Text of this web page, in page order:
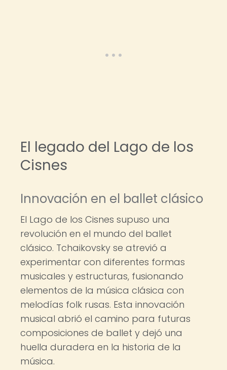
El legado del Lago de los
Cisnes
Innovación en el ballet clásico
El Lago de los Cisnes supuso una
revolución en el mundo del ballet
clásico. Tchaikovsky se atrevió a
experimentar con diferentes formas
musicales y estructuras, fusionando
elementos de la música clásica con
melodías folk rusas. Esta innovación
musical abrió el camino para futuras
composiciones de ballet y dejó una
huella duradera en la historia de la
música.